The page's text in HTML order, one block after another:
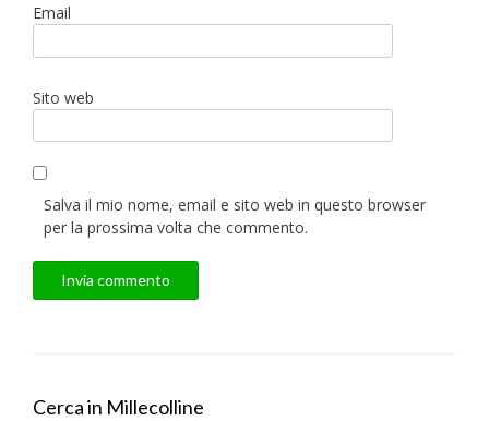
Email
Sito web
Salva il mio nome, email e sito web in questo browser
per la prossima volta che commento.
Cerca in Millecolline